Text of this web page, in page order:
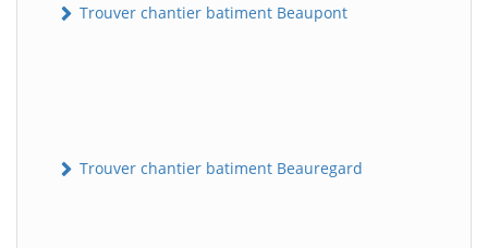
Trouver chantier batiment Beaupont
Trouver chantier batiment Beauregard